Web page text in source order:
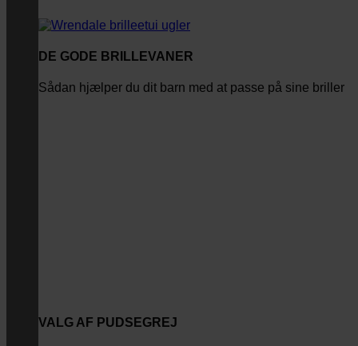
DE GODE BRILLEVANER
Sådan hjælper du dit barn med at passe på sine briller
VALG AF PUDSEGREJ